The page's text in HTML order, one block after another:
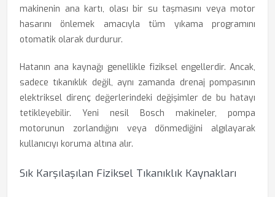
makinenin ana kartı, olası bir su taşmasını veya motor
hasarını önlemek amacıyla tüm yıkama programını
otomatik olarak durdurur.
Hatanın ana kaynağı genellikle fiziksel engellerdir. Ancak,
sadece tıkanıklık değil, aynı zamanda drenaj pompasının
elektriksel direnç değerlerindeki değişimler de bu hatayı
tetikleyebilir. Yeni nesil Bosch makineler, pompa
motorunun zorlandığını veya dönmediğini algılayarak
kullanıcıyı koruma altına alır.
Sık Karşılaşılan Fiziksel Tıkanıklık Kaynakları